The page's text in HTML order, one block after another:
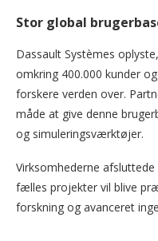
Stor global
Dassault Systèmes
omkring 400.000 kunder
forskere verden over.
måde at give denne
og simuleringsværktøjer.
Virksomhederne
fælles projekter vil blive
forskning og avanceret